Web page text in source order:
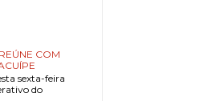
COM
sexta-feira
do